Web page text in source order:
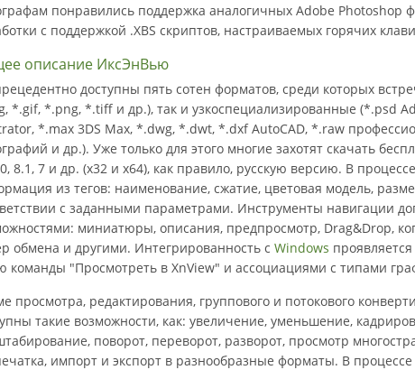
понравились поддержка аналогичных Adobe Photoshop
с поддержкой .XBS скриптов, настраиваемых горячих
описание ИксЭнВью
доступны пять сотен форматов, среди которых
*.gif, *.png, *.tiff и др.), так и узкоспециализированные (*.psd
*.max 3DS Max, *.dwg, *.dwt, *.dxf AutoCAD, *.raw
и др.). Уже только для этого многие захотят скачать
8.1, 7 и др. (x32 и x64), как правило, русскую версию. В
из тегов: наименование, сжатие, цветовая модель,
с заданными параметрами. Инструменты навигации
миниатюры, описания, предпросмотр, Drag&Drop,
обмена и другими. Интегрированность с Windows
команды "Просмотреть в XnView" и ассоциациями с типами
просмотра, редактирования, группового и потокового
такие возможности, как: увеличение, уменьшение,
поворот, переворот, разворот, просмотр
импорт и экспорт в разнообразные форматы. В